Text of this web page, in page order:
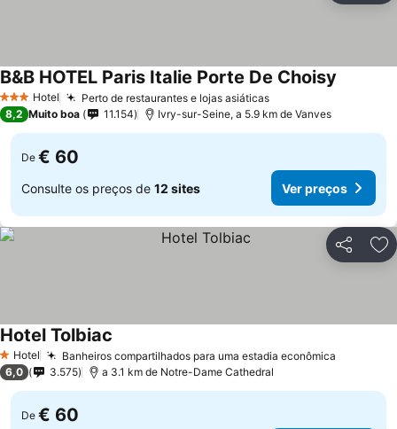
3 EstrelasHotel Perto de restaurantes e lojas asiáticas
B&B HOTEL Paris Italie Porte De Choisy
8,2 Muito boa 11.154 Ivry-sur-Seine, a 5.9 km de Vanves
De € 60
Consulte os preços de 12 sites Ver preços
Partilhar
1 Estrelas
Hotel Banheiros compartilhados para uma estadia econômica
Hotel Tolbiac
6,0 3.575 a 3.1 km de Notre-Dame Cathedral
De € 60